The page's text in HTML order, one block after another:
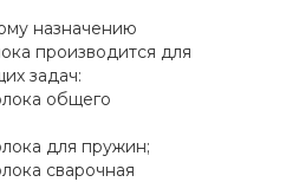
назначению
производится для
задач:
общего
для пружин;
сварочная